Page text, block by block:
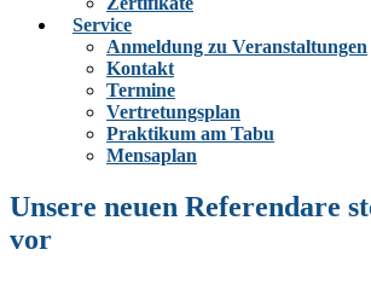
Service
Anmeldung zu Veranstaltungen
Kontakt
Termine
Vertretungsplan
Praktikum am Tabu
Mensaplan
Unsere neuen Referendare
vor